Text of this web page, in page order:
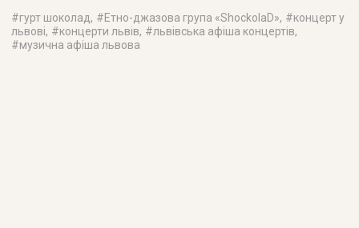
#гурт шоколад, #Етно-джазова група «ShockolaD», #концерт у
львові, #концерти львів, #львівська афіша концертів,
#музична афіша львова